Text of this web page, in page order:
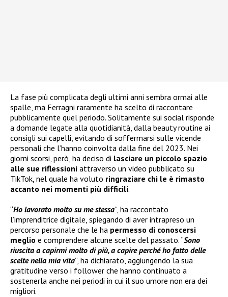
La fase più complicata degli ultimi anni sembra ormai alle
spalle, ma Ferragni raramente ha scelto di raccontare
pubblicamente quel periodo. Solitamente sui social risponde
a domande legate alla quotidianità, dalla beauty routine ai
consigli sui capelli, evitando di soffermarsi sulle vicende
personali che l’hanno coinvolta dalla fine del 2023. Nei
giorni scorsi, però, ha deciso di lasciare un piccolo spazio
alle sue riflessioni attraverso un video pubblicato su
TikTok, nel quale ha voluto ringraziare chi le è rimasto
accanto nei momenti più difficili.
“Ho lavorato molto su me stessa”, ha raccontato
l’imprenditrice digitale, spiegando di aver intrapreso un
percorso personale che le ha permesso di conoscersi
meglio e comprendere alcune scelte del passato. “Sono
riuscita a capirmi molto di più, a capire perché ho fatto delle
scelte nella mia vita”, ha dichiarato, aggiungendo la sua
gratitudine verso i follower che hanno continuato a
sostenerla anche nei periodi in cui il suo umore non era dei
migliori.